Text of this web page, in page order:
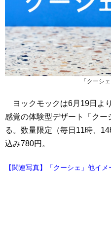
「クーシ
ヨックモックは6月19日よ
感覚の体験型デザート「ク
る。数量限定（毎日11時、
込み780円。
【関連写真】「クーシェ」他イメ